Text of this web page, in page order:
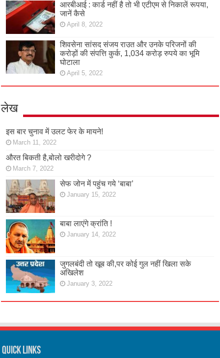
आरबीआई : कार्ड नहीं है तो भी एटीएम से निकालें रूपया,
जानें कैसे
April 8, 2022
शिवसेना सांसद संजय राउत और उनके परिजनों की
करोड़ों की संपत्ति कुर्क, 1,034 करोड़ रुपये का भूमि
घोटाला
April 5, 2022
लेख
इस बार चुनाव में उलट फेर के मायने!
March 11, 2022
औरत बिकती है,बोलो खरीदोगे ?
March 7, 2022
सेफ जोन में पहुंच गये ‘बाबा’
January 15, 2022
बाबा लाएंगे क्रांति !
January 14, 2022
जुगलबंदी तो खूब की,पर कोई गुल नहीं खिला सके
अखिलेश
January 3, 2022
Quick Links